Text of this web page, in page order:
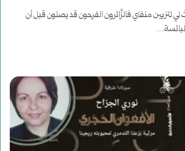
لتزيين منفاي فالزَّائرون الفرحون قد يصلون قبل أن